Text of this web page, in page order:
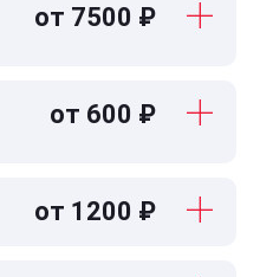
от 7500 ₽
от 600 ₽
от 1200 ₽